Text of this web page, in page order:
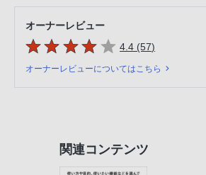
オーナーレビュー
5つの星のうち
4.4 (57件のレビュー
)
オーナーレビューについてはこちら
関連コンテンツ